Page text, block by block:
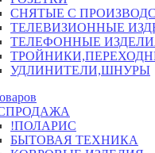
СНЯТЫЕ С
ТЕЛЕВИЗИОННЫЕ
ТЕЛЕФОННЫЕ
УДЛИНИТЕЛИ,ШНУРЫ
!ПОЛАРИС
БЫТОВАЯ ТЕХНИКА